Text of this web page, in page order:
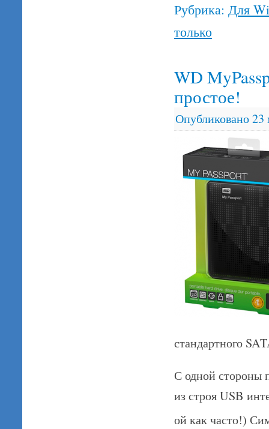
Рубрика: Для
только
WD
простое!
Опубликовано23
стандартного
С одной стороны
из строя USB
ой как часто!)